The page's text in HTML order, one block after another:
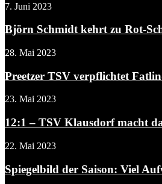
7. Juni 2023
Björn Schmidt kehrt zu Rot-
28. Mai 2023
Preetzer TSV verpflichtet
23. Mai 2023
12:1 – TSV Klausdorf macht
22. Mai 2023
Spiegelbild der Saison: Viel